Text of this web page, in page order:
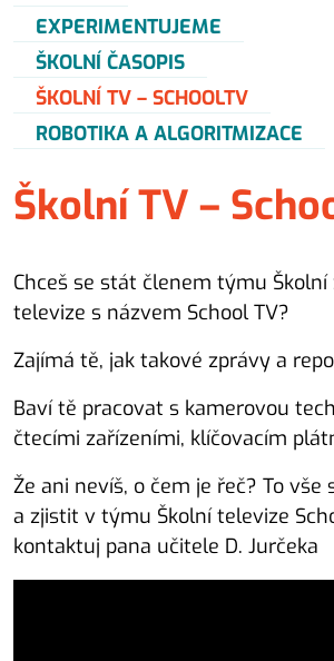
EXPERIMENTUJEME
ŠKOLNÍ ČASOPIS
ŠKOLNÍ TV – SCHOOLTV
ROBOTIKA A ALGORITMIZACE
Školní TV –
Chceš se stát členem týmu Školní
televize s názvem School TV?
Zajímá tě, jak takové zprávy a
Baví tě pracovat s kamerovou
čtecími zařízeními, klíčovacím
Že ani nevíš, o čem je řeč? To vše
a zjistit v týmu Školní televize
kontaktuj pana učitele D. Jurčeka